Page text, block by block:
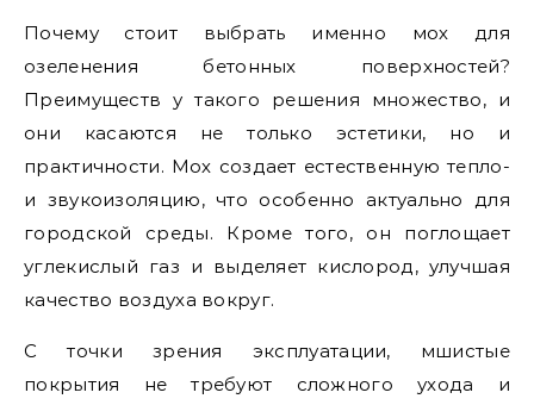
Почему стоит выбрать именно мох для
озеленения бетонных поверхностей?
Преимуществ у такого решения множество, и
они касаются не только эстетики, но и
практичности. Мох создает естественную тепло-
и звукоизоляцию, что особенно актуально для
городской среды. Кроме того, он поглощает
углекислый газ и выделяет кислород, улучшая
качество воздуха вокруг.
С точки зрения эксплуатации, мшистые
покрытия не требуют сложного ухода и